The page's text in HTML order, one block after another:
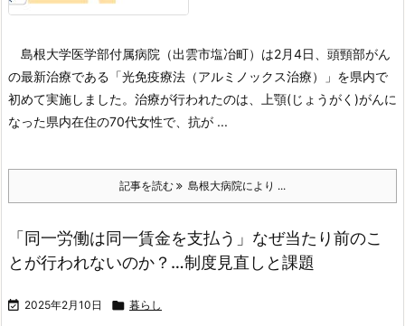
島根大学医学部付属病院（出雲市塩冶町）は2月4日、頭頸部がん
の最新治療である「光免疫療法（アルミノックス治療）」を県内で
初めて実施しました。 治療が行われたのは、上顎(じょうがく)がんに
なった県内在住の70代女性で、抗が ...
記事を読む 島根大病院により ...
「同一労働は同一賃金を支払う」なぜ当たり前のこ
とが行われないのか？…制度見直しと課題
 2025年2月10日  暮らし